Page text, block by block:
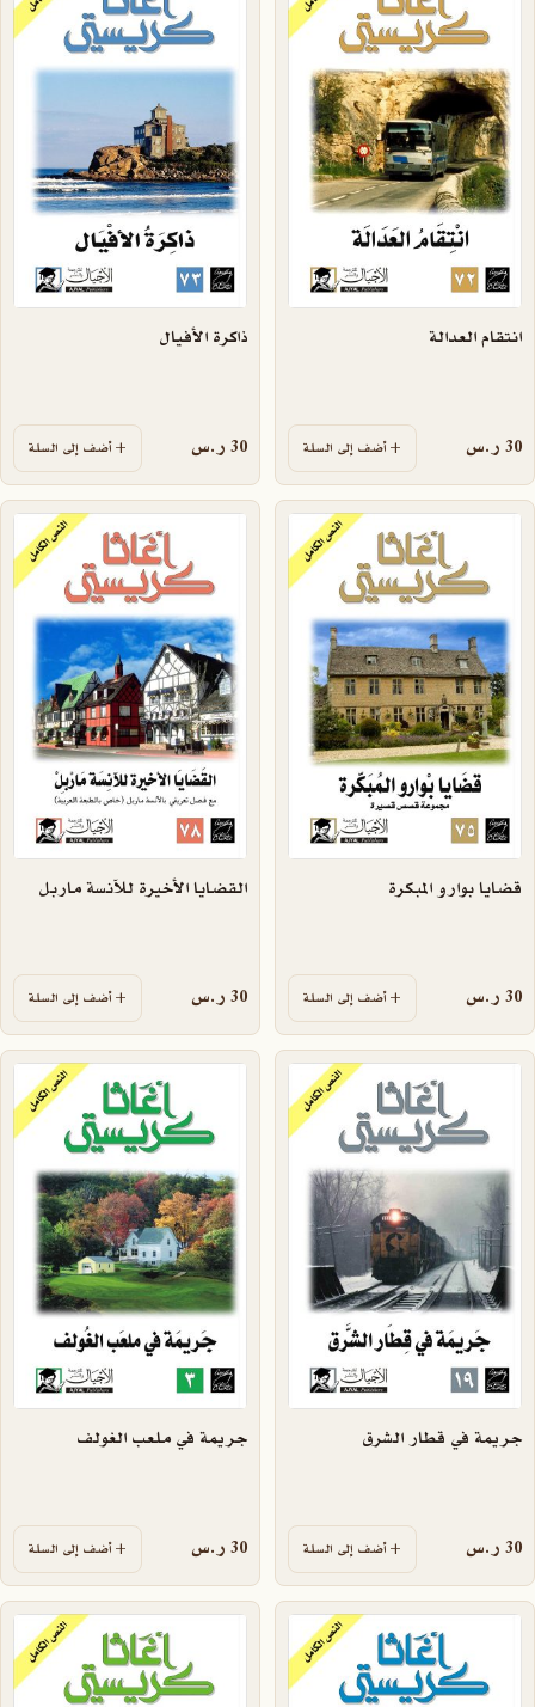
انتقام العدالة
30 ر.س أضف إلى السلة
ذاكرة الأفيال
30 ر.س أضف إلى السلة
قضايا بوارو المبكرة
30 ر.س أضف إلى السلة
القضايا الأخيرة للآنسة ماربل
30 ر.س أضف إلى السلة
جريمة في قطار الشرق
30 ر.س أضف إلى السلة
جريمة في ملعب الغولف
30 ر.س أضف إلى السلة